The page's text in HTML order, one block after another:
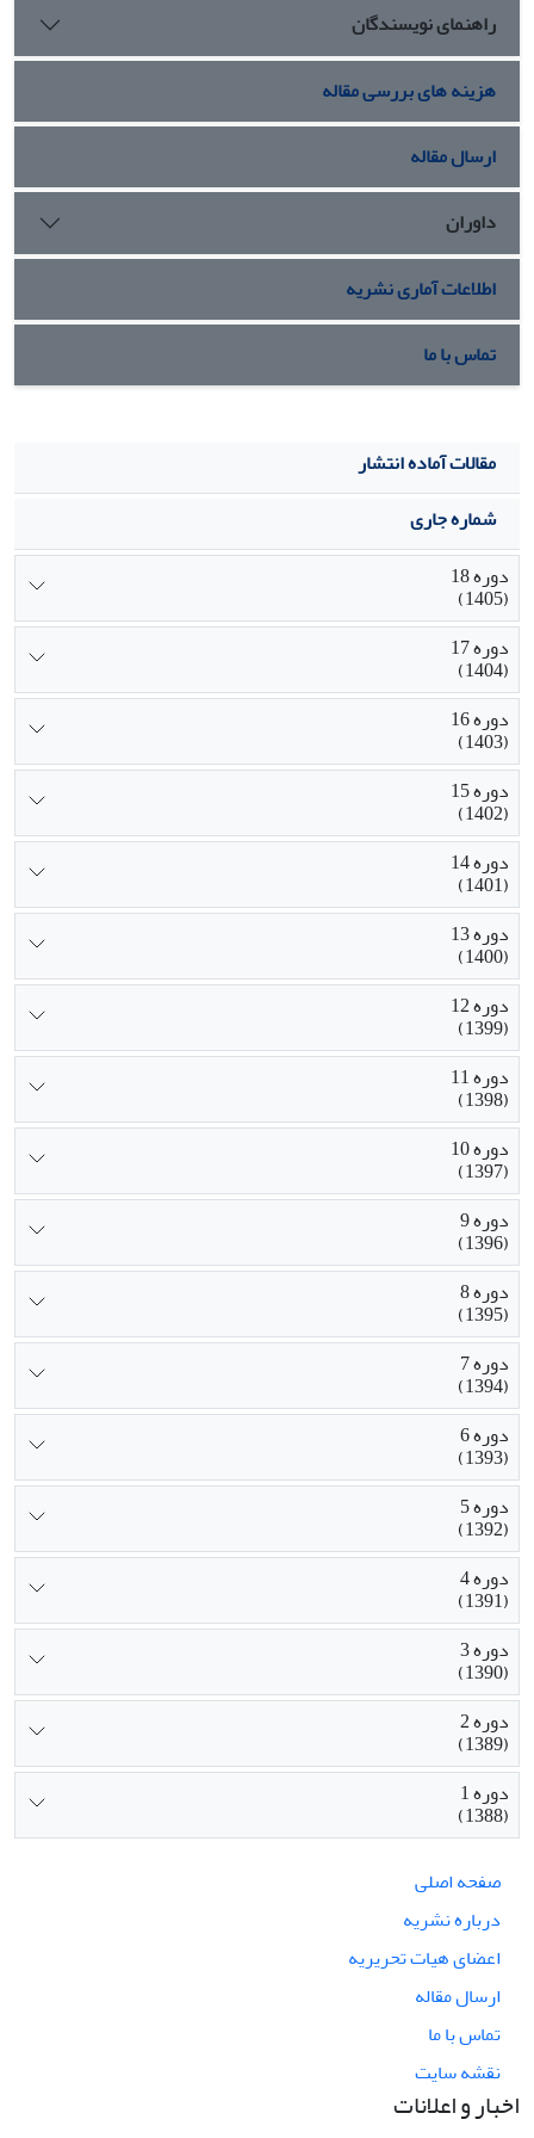
کرده‌اند.
راهنمای نویسندگان
هزینه های بررسی مقاله
ارسال مقاله
داوران
اطلاعات آماری نشریه
تماس با ما
مقالات آماده انتشار
شماره جاری
دوره 18
(1405)
دوره 17
(1404)
دوره 16
(1403)
دوره 15
(1402)
دوره 14
(1401)
دوره 13
(1400)
دوره 12
(1399)
دوره 11
(1398)
دوره 10
(1397)
دوره 9
(1396)
دوره 8
(1395)
دوره 7
(1394)
دوره 6
(1393)
دوره 5
(1392)
دوره 4
(1391)
دوره 3
(1390)
دوره 2
(1389)
دوره 1
(1388)
صفحه اصلی
درباره نشریه
اعضای هیات تحریریه
ارسال مقاله
تماس با ما
نقشه سایت
اخبار و اعلانات